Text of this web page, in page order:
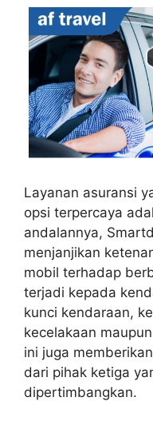
Layanan asuransi
opsi terpercaya
andalannya,
menjanjikan
mobil terhadap
terjadi kepada
kunci kendaraan,
kecelakaan
ini juga
dari pihak ketiga
dipertimbangkan.